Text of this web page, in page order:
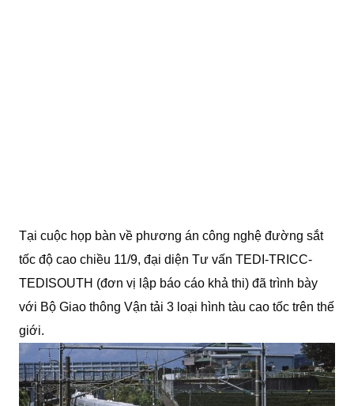
Tại cuộc họp bàn về phương án công nghệ đường sắt
tốc độ cao chiều 11/9, đại diện Tư vấn TEDI-TRICC-
TEDISOUTH (đơn vị lập báo cáo khả thi) đã trình bày
với Bộ Giao thông Vận tải 3 loại hình tàu cao tốc trên thế
giới.